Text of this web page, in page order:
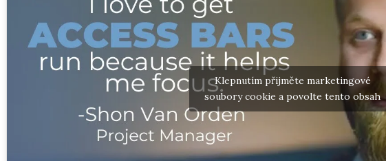
Klepnutím přijměte marketingové
soubory cookie a povolte tento obsah